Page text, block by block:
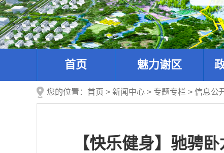
首页 魅力谢区
您的位置： 首页 > 新闻中心 > 专题专栏 > 信息公
【快乐健身】驰骋